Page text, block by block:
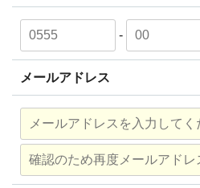
-
メールアドレス